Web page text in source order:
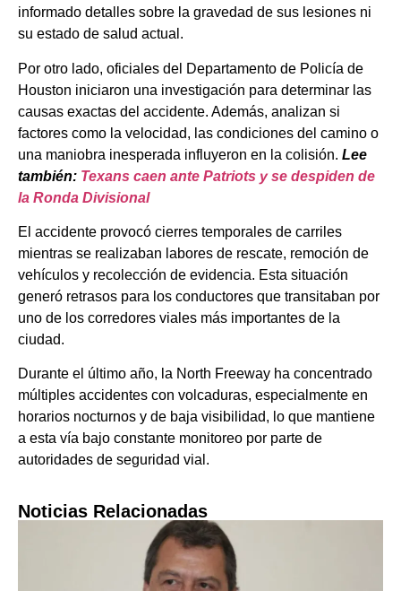
informado detalles sobre la gravedad de sus lesiones ni
su estado de salud actual.
Por otro lado, oficiales del Departamento de Policía de
Houston iniciaron una investigación para determinar las
causas exactas del accidente. Además, analizan si
factores como la velocidad, las condiciones del camino o
una maniobra inesperada influyeron en la colisión. Lee
también: Texans caen ante Patriots y se despiden de
la Ronda Divisional
El accidente provocó cierres temporales de carriles
mientras se realizaban labores de rescate, remoción de
vehículos y recolección de evidencia. Esta situación
generó retrasos para los conductores que transitaban por
uno de los corredores viales más importantes de la
ciudad.
Durante el último año, la North Freeway ha concentrado
múltiples accidentes con volcaduras, especialmente en
horarios nocturnos y de baja visibilidad, lo que mantiene
a esta vía bajo constante monitoreo por parte de
autoridades de seguridad vial.
Noticias Relacionadas